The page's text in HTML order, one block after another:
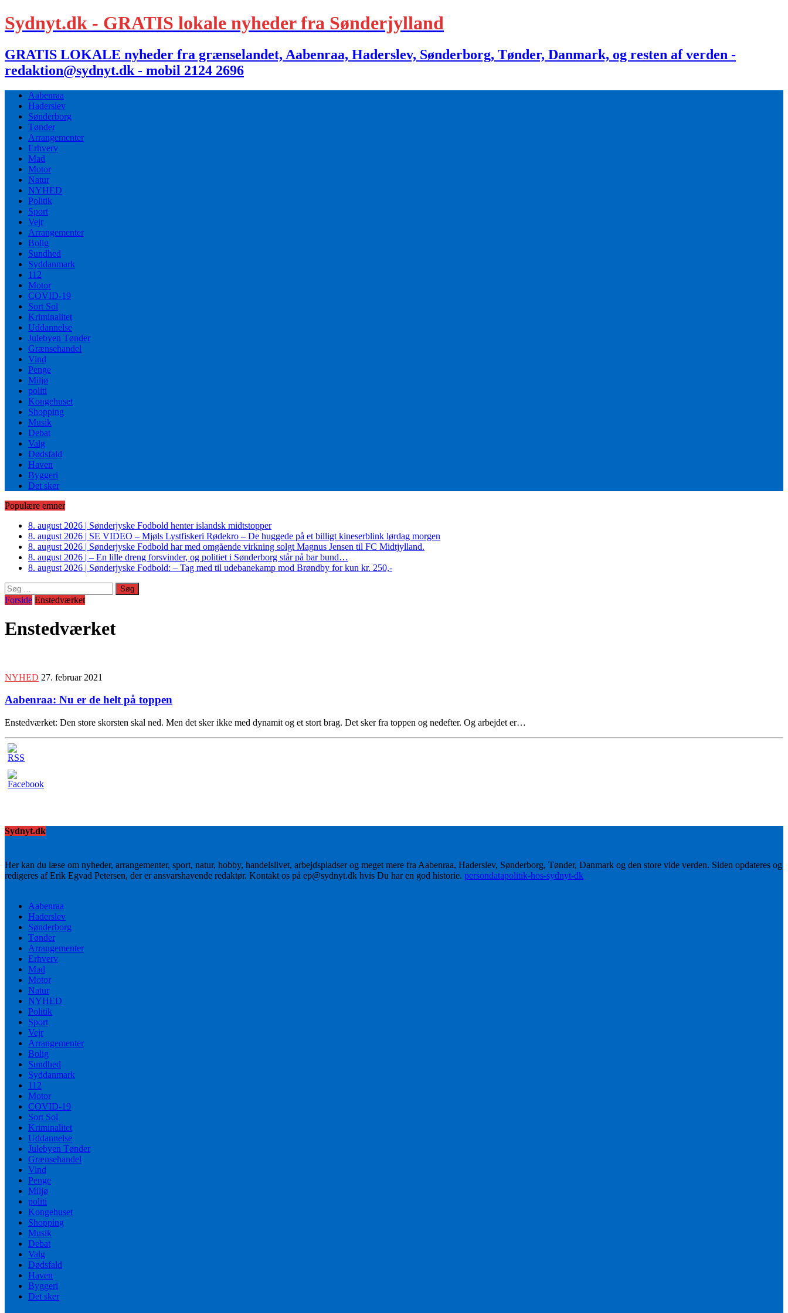
Sydnyt.dk - GRATIS lokale nyheder fra Sønderjylland
GRATIS LOKALE nyheder fra grænselandet, Aabenraa, Haderslev, Sønderborg, Tønder, Danmark, og resten af verden -
redaktion@sydnyt.dk - mobil 2124 2696
Aabenraa
Haderslev
Sønderborg
Tønder
Arrangementer
Erhverv
Mad
Motor
Natur
NYHED
Politik
Sport
Vejr
Arrangementer
Bolig
Sundhed
Syddanmark
112
Motor
COVID-19
Sort Sol
Kriminalitet
Uddannelse
Julebyen Tønder
Grænsehandel
Vind
Penge
Miljø
politi
Kongehuset
Shopping
Musik
Debat
Valg
Dødsfald
Haven
Byggeri
Det sker
Populære emner
8. august 2026 | Sønderjyske Fodbold henter islandsk midtstopper
8. august 2026 | SE VIDEO – Mjøls Lystfiskeri Rødekro – De huggede på et billigt kineserblink lørdag morgen
8. august 2026 | Sønderjyske Fodbold har med omgående virkning solgt Magnus Jensen til FC Midtjylland.
8. august 2026 | – En lille dreng forsvinder, og politiet i Sønderborg står på bar bund…
8. august 2026 | Sønderjyske Fodbold: – Tag med til udebanekamp mod Brøndby for kun kr. 250,-
Søg
efter:
Forside Enstedværket
Enstedværket
NYHED 27. februar 2021
Aabenraa: Nu er de helt på toppen
Enstedværket: Den store skorsten skal ned. Men det sker ikke med dynamit og et stort brag. Det sker fra toppen og nedefter. Og arbejdet er…
Sydnyt.dk
Her kan du læse om nyheder, arrangementer, sport, natur, hobby, handelslivet, arbejdspladser og meget mere fra Aabenraa, Haderslev, Sønderborg, Tønder, Danmark og den store vide verden. Siden opdateres og
redigeres af Erik Egvad Petersen, der er ansvarshavende redaktør. Kontakt os på ep@sydnyt.dk hvis Du har en god historie. persondatapolitik-hos-sydnyt-dk
Aabenraa
Haderslev
Sønderborg
Tønder
Arrangementer
Erhverv
Mad
Motor
Natur
NYHED
Politik
Sport
Vejr
Arrangementer
Bolig
Sundhed
Syddanmark
112
Motor
COVID-19
Sort Sol
Kriminalitet
Uddannelse
Julebyen Tønder
Grænsehandel
Vind
Penge
Miljø
politi
Kongehuset
Shopping
Musik
Debat
Valg
Dødsfald
Haven
Byggeri
Det sker